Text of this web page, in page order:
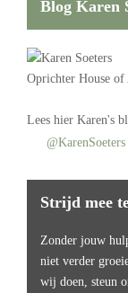
Blog Karen
Oprichter House of
Lees hier Karen's
@KarenSoeters
Strijd mee
Zonder jouw
niet verder
wij doen, steun